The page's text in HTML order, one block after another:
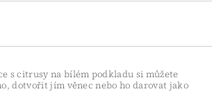
s citrusy na bílém podkladu si můžete
dotvořit jím věnec nebo ho darovat jako